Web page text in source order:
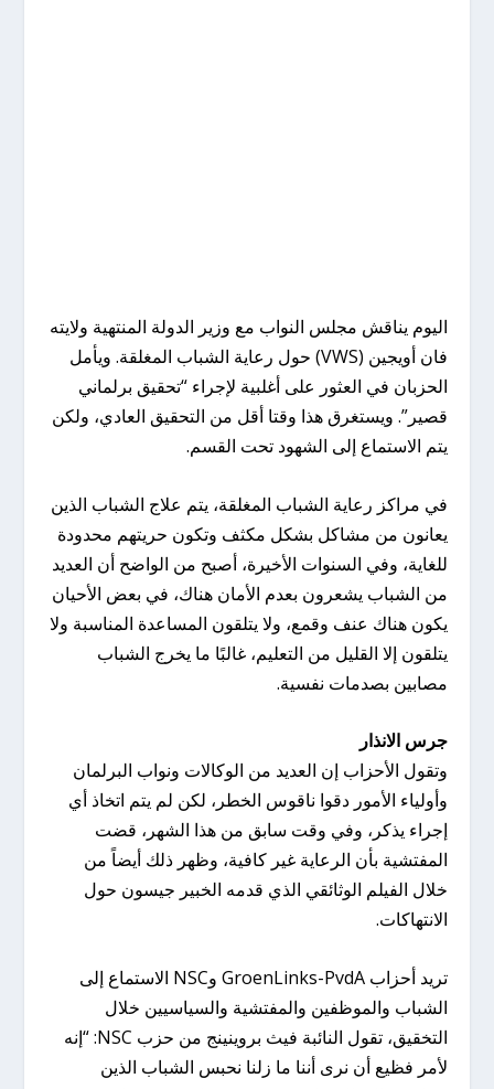
اليوم يناقش مجلس النواب مع وزير الدولة المنتهية ولايته
فان أويجين (VWS) حول رعاية الشباب المغلقة. ويأمل
الحزبان في العثور على أغلبية لإجراء “تحقيق برلماني
قصير”. ويستغرق هذا وقتا أقل من التحقيق العادي، ولكن
يتم الاستماع إلى الشهود تحت القسم.
في مراكز رعاية الشباب المغلقة، يتم علاج الشباب الذين
يعانون من مشاكل بشكل مكثف وتكون حريتهم محدودة
للغاية، وفي السنوات الأخيرة، أصبح من الواضح أن العديد
من الشباب يشعرون بعدم الأمان هناك، في بعض الأحيان
يكون هناك عنف وقمع، ولا يتلقون المساعدة المناسبة ولا
يتلقون إلا القليل من التعليم، غالبًا ما يخرج الشباب
مصابين بصدمات نفسية.
جرس الانذار
وتقول الأحزاب إن العديد من الوكالات ونواب البرلمان
وأولياء الأمور دقوا ناقوس الخطر، لكن لم يتم اتخاذ أي
إجراء يذكر، وفي وقت سابق من هذا الشهر، قضت
المفتشية بأن الرعاية غير كافية، وظهر ذلك أيضاً من
خلال الفيلم الوثائقي الذي قدمه الخبير جيسون حول
الانتهاكات.
تريد أحزاب GroenLinks-PvdA وNSC الاستماع إلى
الشباب والموظفين والمفتشية والسياسيين خلال
التخقيق، تقول النائبة فيث بروينينج من حزب NSC: “إنه
لأمر فظيع أن نرى أننا ما زلنا نحبس الشباب الذين